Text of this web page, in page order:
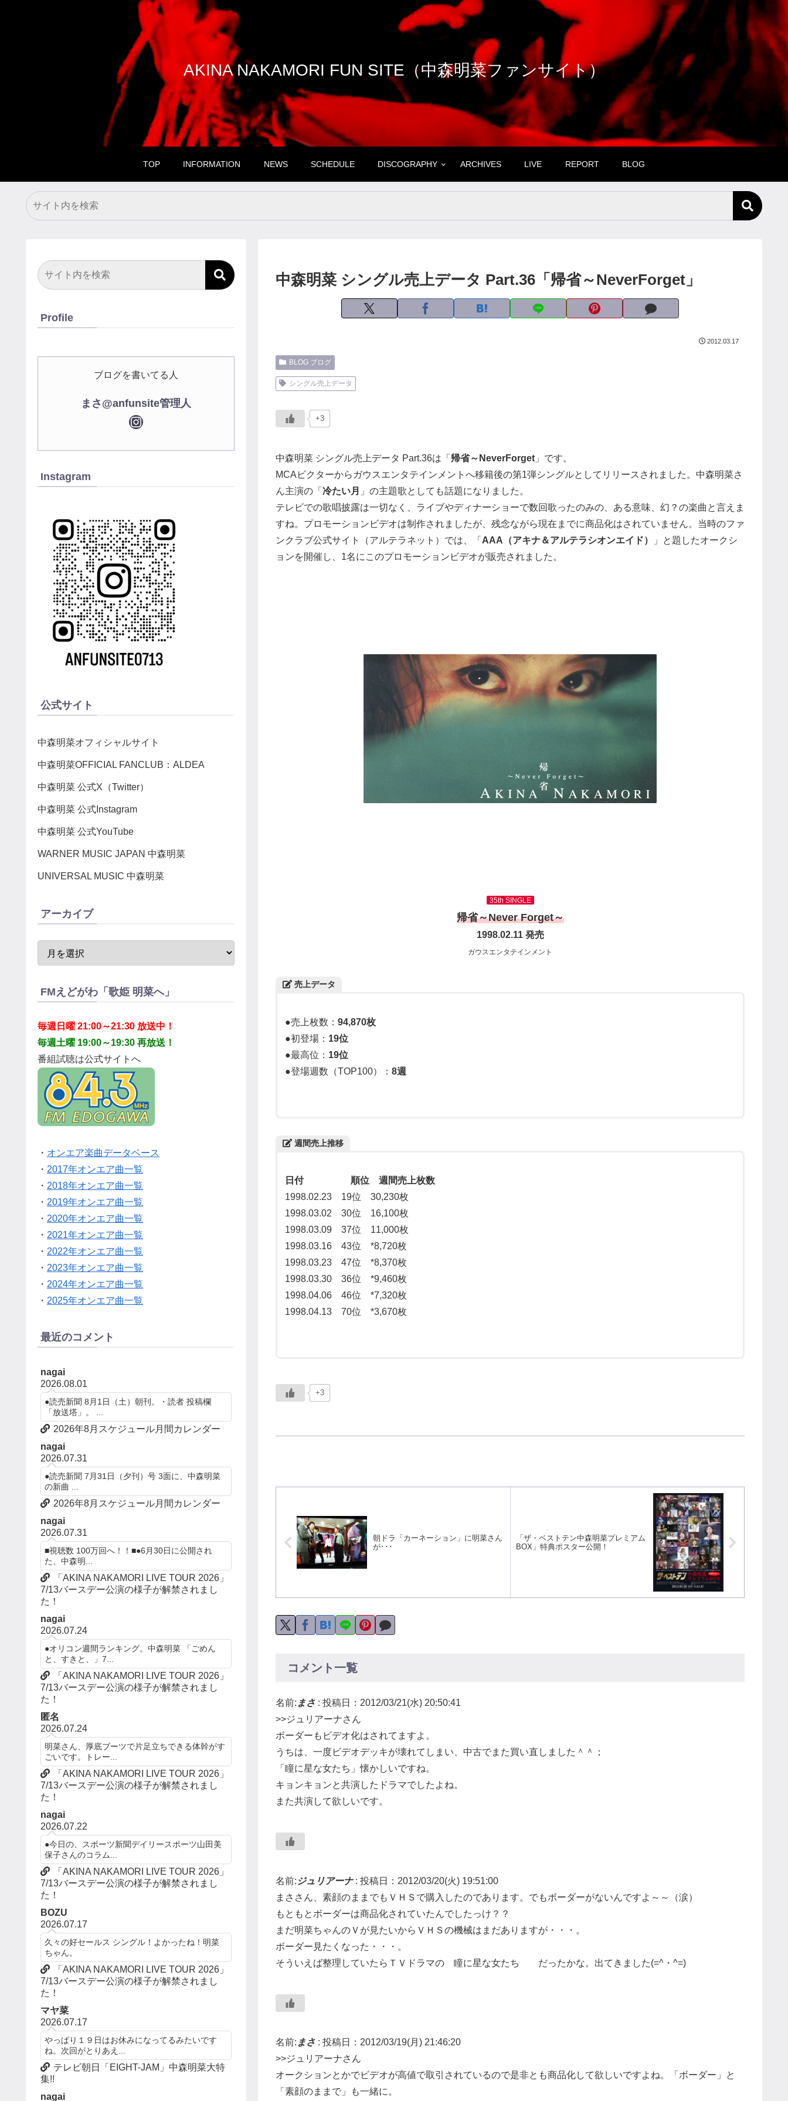
AKINA NAKAMORI FUN SITE（中森明菜ファンサイト）
TOP INFORMATION NEWS SCHEDULE DISCOGRAPHY ARCHIVES LIVE REPORT BLOG
中森明菜 シングル売上データ Part.36「帰省～NeverForget」
2012.03.17
BLOG ブログ
シングル売上データ
+3
中森明菜 シングル売上データ Part.36は「 帰省～NeverForget 」です。
MCAビクターからガウスエンタテインメントへ移籍後の第1弾シングルとしてリリースされました。中森明菜さ
ん主演の「 冷たい月 」の主題歌としても話題になりました。
テレビでの歌唱披露は一切なく、ライブやディナーショーで数回歌ったのみの、ある意味、幻？の楽曲と言えま
すね。プロモーションビデオは制作されましたが、残念ながら現在までに商品化はされていません。当時のファ
ンクラブ公式サイト（アルテラネット）では、「 AAA（アキナ＆アルテラシオンエイド）
」と題したオークシ
ョンを開催し、1名にこのプロモーションビデオが販売されました。
35th SINGLE
帰省～Never Forget～
1998.02.11 発売
ガウスエンタテインメント
売上データ
●売上枚数： 94,870枚
●初登場： 19位
●最高位： 19位
●登場週数（TOP100）： 8週
週間売上推移
日付 順位 週間売上枚数
1998.02.23 19位 30,230枚
1998.03.02 30位 16,100枚
1998.03.09 37位 11,000枚
1998.03.16 43位 *8,720枚
1998.03.23 47位 *8,370枚
1998.03.30 36位 *9,460枚
1998.04.06 46位 *7,320枚
1998.04.13 70位 *3,670枚
+3
朝ドラ「カーネーション」に明菜さん
が･･･
「ザ・ベストテン中森明菜プレミアム
BOX」特典ポスター公開！
コメント一覧
名前: まさ : 投稿日：2012/03/21(水) 20:50:41
>>ジュリアーナさん
ボーダーもビデオ化はされてますよ。
うちは、一度ビデオデッキが壊れてしまい、中古でまた買い直しました＾＾；
「瞳に星な女たち」懐かしいですね。
キョンキョンと共演したドラマでしたよね。
また共演して欲しいです。
名前: ジュリアーナ: 投稿日：2012/03/20(火) 19:51:00
まささん、素顔のままでもＶＨＳで購入したのであります。でもボーダーがないんですよ～～（涙）
もともとボーダーは商品化されていたんでしたっけ？？
まだ明菜ちゃんのＶが見たいからＶＨＳの機械はまだありますが・・・。
ボーダー見たくなった・・・。
そういえば整理していたらＴＶドラマの 瞳に星な女たち だったかな。出てきました(=^・^=)
名前: まさ : 投稿日：2012/03/19(月) 21:46:20
>>ジュリアーナさん
オークションとかでビデオが高値で取引されているので是非とも商品化して欲しいですよね。「ボーダー」と
「素顔のままで」も一緒に。
Profile
ブログを書いてる人
まさ@anfunsite管理人
Instagram
公式サイト
中森明菜オフィシャルサイト
中森明菜OFFICIAL FANCLUB：ALDEA
中森明菜 公式X（Twitter）
中森明菜 公式Instagram
中森明菜 公式YouTube
WARNER MUSIC JAPAN 中森明菜
UNIVERSAL MUSIC 中森明菜
アーカイブ
FMえどがわ「歌姫 明菜へ」
毎週日曜 21:00～21:30 放送中！
毎週土曜 19:00～19:30 再放送！
番組試聴は公式サイトへ
・ オンエア楽曲データベース
・ 2017年オンエア曲一覧
・ 2018年オンエア曲一覧
・ 2019年オンエア曲一覧
・ 2020年オンエア曲一覧
・ 2021年オンエア曲一覧
・ 2022年オンエア曲一覧
・ 2023年オンエア曲一覧
・ 2024年オンエア曲一覧
・ 2025年オンエア曲一覧
最近のコメント
nagai
2026.08.01
●読売新聞 8月1日（土）朝刊。・読者 投稿欄
「放送塔」。 ...
2026年8月スケジュール月間カレンダー
nagai
2026.07.31
●読売新聞 7月31日（夕刊）号 3面に、中森明菜
の新曲 ...
2026年8月スケジュール月間カレンダー
nagai
2026.07.31
■視聴数 100万回へ！！■●6月30日に公開され
た、中森明...
「AKINA NAKAMORI LIVE TOUR 2026」
7/13バースデー公演の様子が解禁されまし
た！
nagai
2026.07.24
●オリコン週間ランキング。中森明菜 「ごめん
と、すきと、」7...
「AKINA NAKAMORI LIVE TOUR 2026」
7/13バースデー公演の様子が解禁されまし
た！
匿名
2026.07.24
明菜さん、厚底ブーツで片足立ちできる体幹がす
ごいです。トレー...
「AKINA NAKAMORI LIVE TOUR 2026」
7/13バースデー公演の様子が解禁されまし
た！
nagai
2026.07.22
●今日の、スポーツ新聞デイリースポーツ山田美
保子さんのコラム...
「AKINA NAKAMORI LIVE TOUR 2026」
7/13バースデー公演の様子が解禁されまし
た！
BOZU
2026.07.17
久々の好セールス シングル！よかったね！明菜
ちゃん。
「AKINA NAKAMORI LIVE TOUR 2026」
7/13バースデー公演の様子が解禁されまし
た！
マヤ菜
2026.07.17
やっぱり１９日はお休みになってるみたいです
ね。次回がとりあえ...
テレビ朝日「EIGHT-JAM」中森明菜大特
集!!
nagai